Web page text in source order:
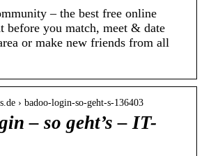
– the best free online
before you match, meet & date
or make new friends from all
› badoo-login-so-geht-s-136403
– so geht’s – IT-